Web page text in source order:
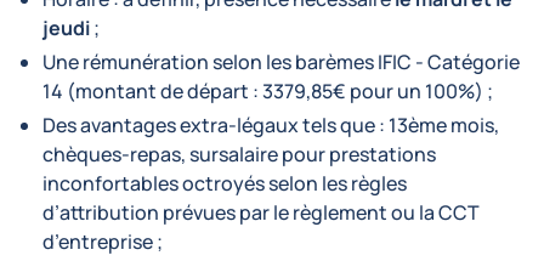
jeudi;
Une rémunération selon les barèmes IFIC - Catégorie
14 (montant de départ : 3379,85€ pour un 100%) ;
Des avantages extra-légaux tels que : 13ème mois,
chèques-repas, sursalaire pour prestations
inconfortables octroyés selon les règles
d’attribution prévues par le règlement ou la CCT
d’entreprise ;